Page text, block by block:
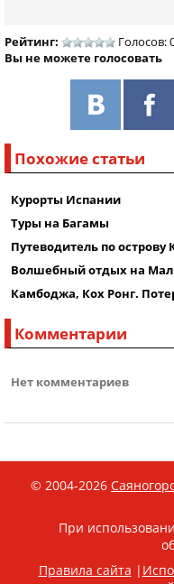
Рейтинг:
Голосов:
Вы не можете голосовать
Похожие статьи
Курорты Испании
Туры на Багамы
Путеводитель по острову
Волшебный отдых на
Камбоджа, Кох Ронг.
Комментарии
Нет комментариев
© 2004-2026
При
Правила сайта |